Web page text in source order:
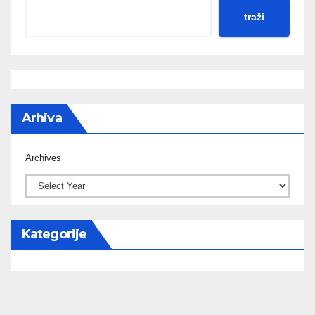
traži
Arhiva
Archives
Kategorije